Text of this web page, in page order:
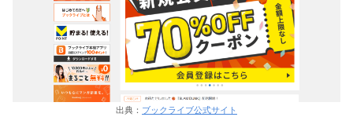
出典： ブックライブ公式サイト